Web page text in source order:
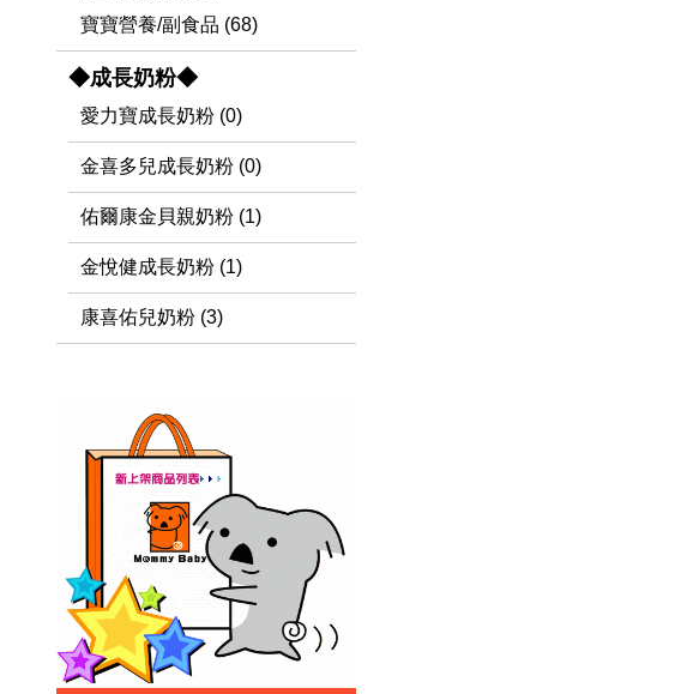
寶寶營養/副食品 (68)
◆成長奶粉◆
愛力寶成長奶粉 (0)
金喜多兒成長奶粉 (0)
佑爾康金貝親奶粉 (1)
金悅健成長奶粉 (1)
康喜佑兒奶粉 (3)